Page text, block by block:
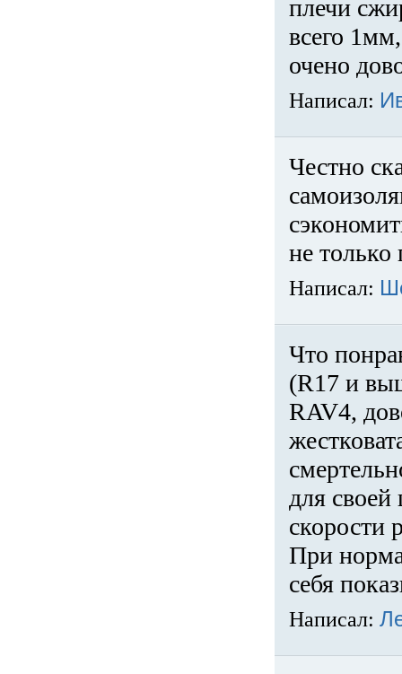
плечи
всего
очено
Написал:
Честно
не только
Написал:
Что
(R17 и
RAV4,
для
скорости
При
себя
Написал: